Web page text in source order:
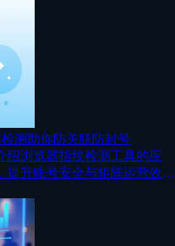
测助你防关联防封号
绍浏览器指纹检测工具的应
提升账号安全与矩阵运营效